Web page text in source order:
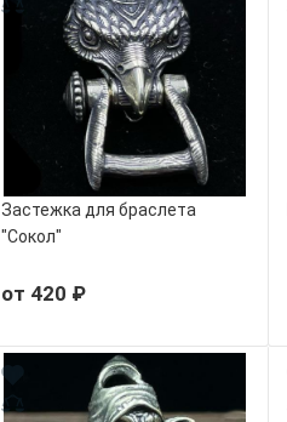
Застежка для браслета
"Сокол"
от 420 ₽